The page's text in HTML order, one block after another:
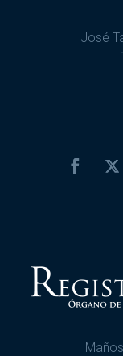
José